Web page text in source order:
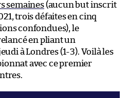
semaines(aucun but inscrit
trois défaites en cinq
confondues), le
en pliant un
à Londres (1-3). Voilà les
avec ce premier